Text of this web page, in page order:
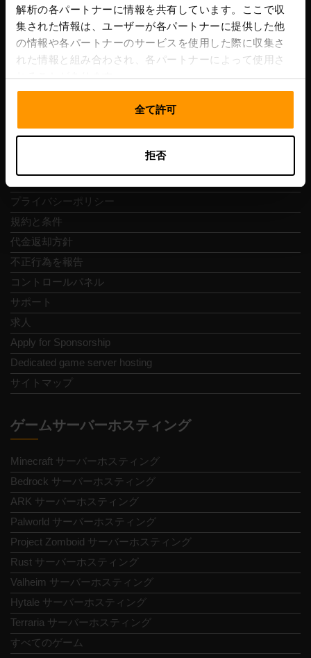
解析の各パートナーに情報を共有しています。ここで収
集された情報は、ユーザーが各パートナーに提供した他
の情報や各パートナーのサービスを使用した際に収集さ
れた情報と組み合わされ、各パートナーによって使用さ
れることがあります。
全て許可
拒否
VAT番号: EE102133820
住所: Harju maakond, Tallinn, Kesklinna linnaosa,
Vesivärava tn 50-201, 10152
クイックナビ
プライバシーポリシー
規約と条件
代金返却方針
不正行為を報告
コントロールパネル
サポート
求人
Apply for Sponsorship
Dedicated game server hosting
サイトマップ
ゲームサーバーホスティング
Minecraft サーバーホスティング
Bedrock サーバーホスティング
ARK サーバーホスティング
Palworld サーバーホスティング
Project Zomboid サーバーホスティング
Rust サーバーホスティング
Valheim サーバーホスティング
Hytale サーバーホスティング
Terraria サーバーホスティング
すべてのゲーム